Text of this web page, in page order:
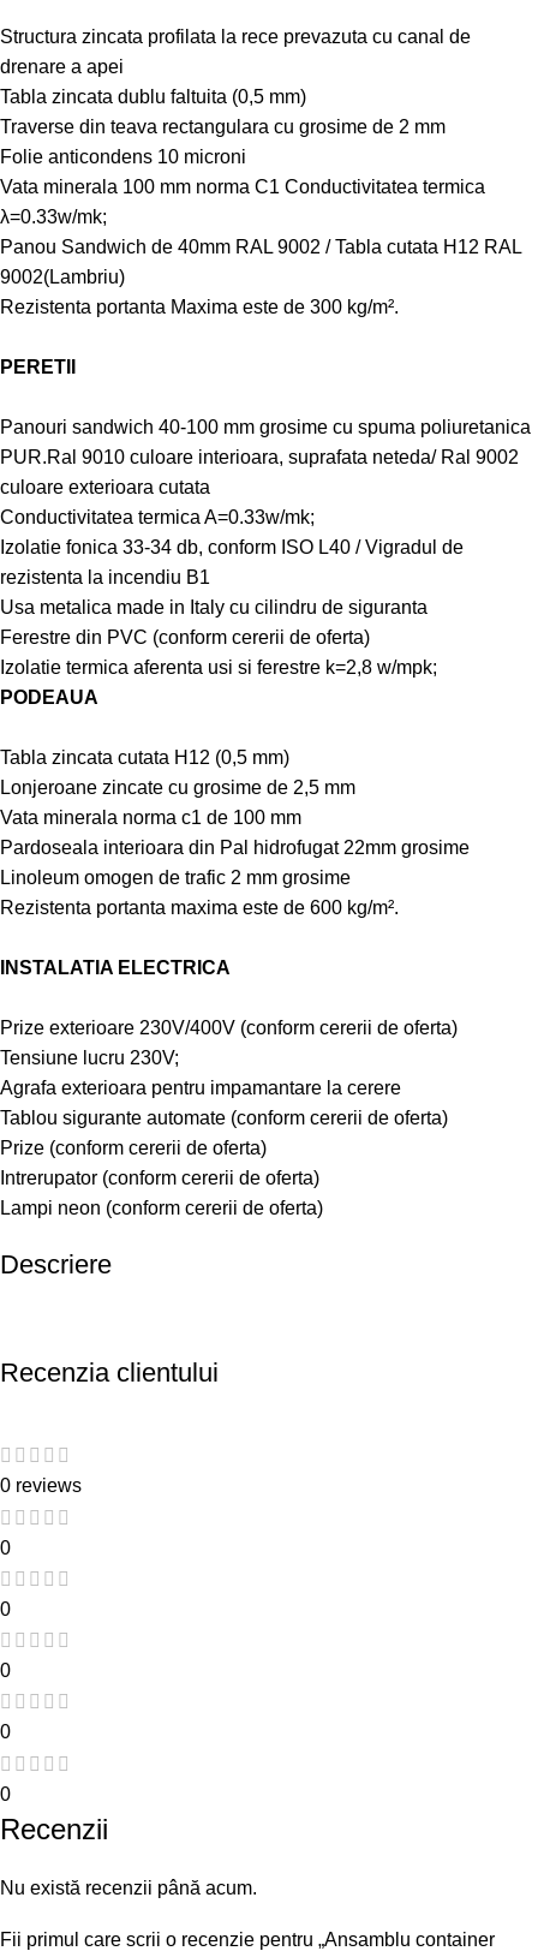
Structura zincata profilata la rece prevazuta cu canal de
drenare a apei
Tabla zincata dublu faltuita (0,5 mm)
Traverse din teava rectangulara cu grosime de 2 mm
Folie anticondens 10 microni
Vata minerala 100 mm norma C1 Conductivitatea termica
λ=0.33w/mk;
Panou Sandwich de 40mm RAL 9002 / Tabla cutata H12 RAL
9002(Lambriu)
Rezistenta portanta Maxima este de 300 kg/m².
PERETII
Panouri sandwich 40-100 mm grosime cu spuma poliuretanica
PUR.Ral 9010 culoare interioara, suprafata neteda/ Ral 9002
culoare exterioara cutata
Conductivitatea termica A=0.33w/mk;
Izolatie fonica 33-34 db, conform ISO L40 / Vigradul de
rezistenta la incendiu B1
Usa metalica made in Italy cu cilindru de siguranta
Ferestre din PVC (conform cererii de oferta)
Izolatie termica aferenta usi si ferestre k=2,8 w/mpk;
PODEAUA
Tabla zincata cutata H12 (0,5 mm)
Lonjeroane zincate cu grosime de 2,5 mm
Vata minerala norma c1 de 100 mm
Pardoseala interioara din Pal hidrofugat 22mm grosime
Linoleum omogen de trafic 2 mm grosime
Rezistenta portanta maxima este de 600 kg/m².
INSTALATIA ELECTRICA
Prize exterioare 230V/400V (conform cererii de oferta)
Tensiune lucru 230V;
Agrafa exterioara pentru impamantare la cerere
Tablou sigurante automate (conform cererii de oferta)
Prize (conform cererii de oferta)
Intrerupator (conform cererii de oferta)
Lampi neon (conform cererii de oferta)
Descriere
Recenzia clientului
0 reviews
0
0
0
0
0
Recenzii
Nu există recenzii până acum.
Fii primul care scrii o recenzie pentru „Ansamblu container